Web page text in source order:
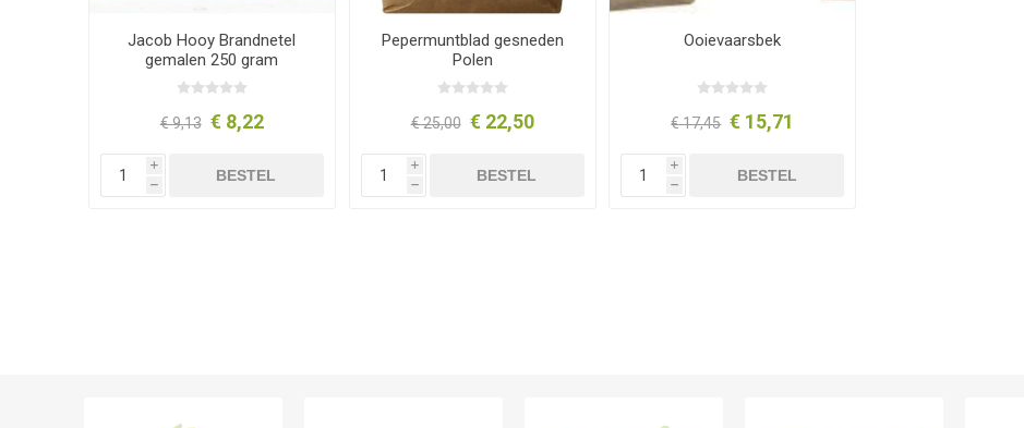
Jacob Hooy Brandnetel
gemalen 250 gram
€ 9,13 € 8,22
i
h
BESTEL
Pepermuntblad gesneden
Polen
€ 25,00 € 22,50
i
h
BESTEL
Ooievaarsbek
€ 17,45 € 15,71
i
h
BESTEL